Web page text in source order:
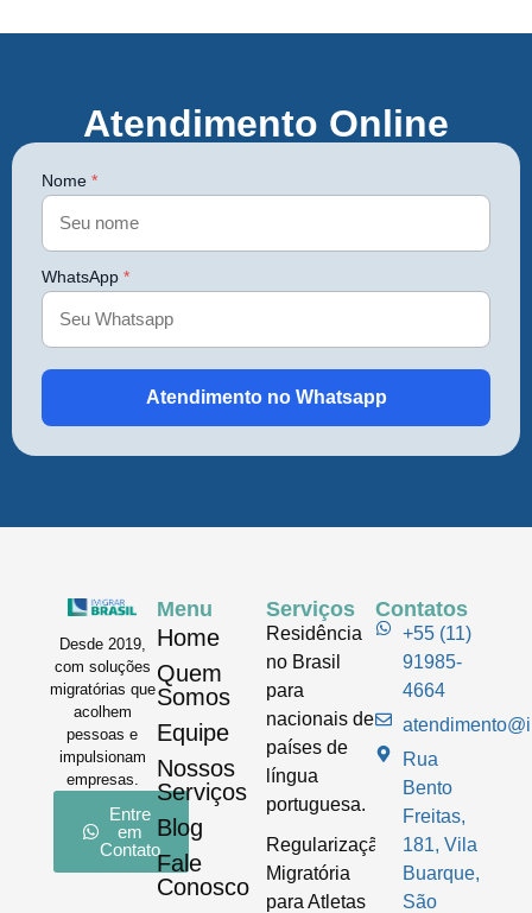
Atendimento Online
Nome *
WhatsApp *
Atendimento no Whatsapp
Desde 2019,
com soluções
migratórias que
acolhem
pessoas e
impulsionam
empresas.
Entre
em
Contato
Menu
Home
Quem
Somos
Equipe
Nossos
Serviços
Blog
Fale
Conosco
Serviços
Residência
no Brasil
para
nacionais de
países de
língua
portuguesa.
Regularização
Migratória
para Atletas
Contatos
+55 (11)
91985-
4664
Rua
Bento
Freitas,
181, Vila
Buarque,
São